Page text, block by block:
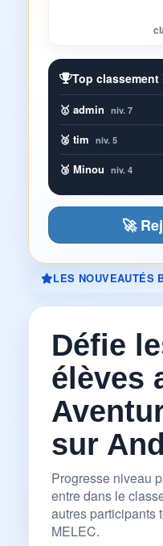
Top classement
🥇 admin niv. 7
🥈 tim niv. 5
🥉 Minou niv. 4
🚀
LES NOUVEAUTÉS
Défie
élèves
sur
Progresse niveau
entre dans le
autres participants
MELEC.